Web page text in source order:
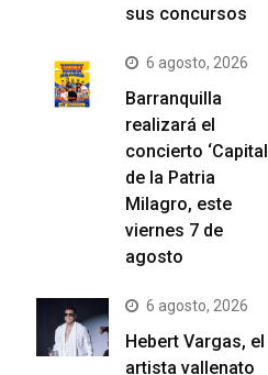
sus concursos
6 agosto, 2026
Barranquilla
realizará el
concierto ‘Capital
de la Patria
Milagro, este
viernes 7 de
agosto
6 agosto, 2026
Hebert Vargas, el
artista vallenato